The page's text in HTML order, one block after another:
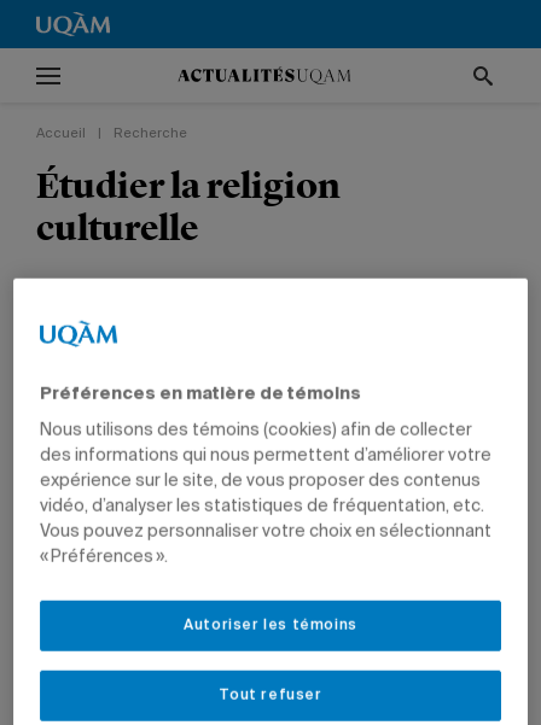
Accueil Recherche
Étudier la religion
culturelle
les lauréats du concours Étudiants-chercheurs
SCIENCES HUMAINES
ÉTUDIANTS
Préférences en matière de témoins
Nous utilisons des témoins (cookies) afin de collecter
des informations qui nous permettent d’améliorer votre
expérience sur le site, de vous proposer des contenus
vidéo, d’analyser les statistiques de fréquentation, etc.
Vous pouvez personnaliser votre choix en sélectionnant
« Préférences ».
Tout refuser
Autoriser les témoins